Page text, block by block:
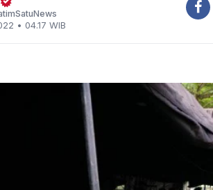
• 04.17 WIB